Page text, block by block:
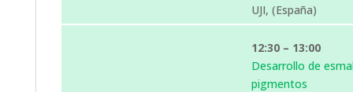
UJI, (España)
12:30 – 13:00
Desarrollo de
pigmentos